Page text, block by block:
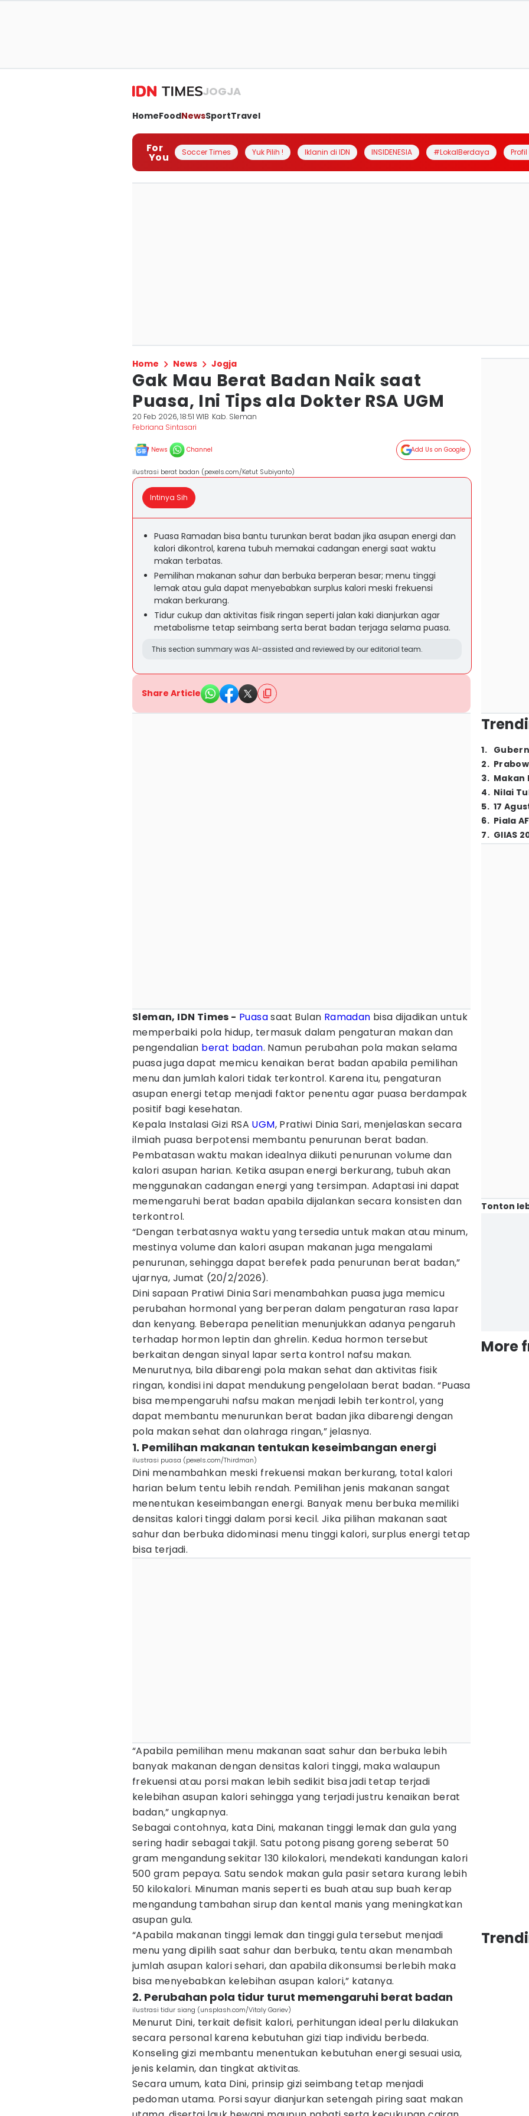
JOGJA
HomeFoodNewsSportTravel
For
You Soccer Times Yuk Pilih ! Iklanin di IDN INSIDENESIA #LokalBerdaya
Home News Jogja
Gak Mau Berat Badan Naik saat
Puasa, Ini Tips ala Dokter RSA UGM
20 Feb 2026, 18:51 WIB Kab. Sleman
Febriana Sintasari
News Channel Add Us on Google
ilustrasi berat badan (pexels.com/Ketut Subiyanto)
Intinya Sih
Puasa Ramadan bisa bantu turunkan berat badan jika asupan energi dan
kalori dikontrol, karena tubuh memakai cadangan energi saat waktu
makan terbatas.
Pemilihan makanan sahur dan berbuka berperan besar; menu tinggi
lemak atau gula dapat menyebabkan surplus kalori meski frekuensi
makan berkurang.
Tidur cukup dan aktivitas fisik ringan seperti jalan kaki dianjurkan agar
metabolisme tetap seimbang serta berat badan terjaga selama puasa.
This section summary was AI-assisted and reviewed by our editorial team.
Share Article
Sleman, IDN Times - Puasasaat Bulan Ramadan bisa dijadikan untuk
memperbaiki pola hidup, termasuk dalam pengaturan makan dan
pengendalian berat badan. Namun perubahan pola makan selama
puasa juga dapat memicu kenaikan berat badan apabila pemilihan
menu dan jumlah kalori tidak terkontrol. Karena itu, pengaturan
asupan energi tetap menjadi faktor penentu agar puasa berdampak
positif bagi kesehatan.
Kepala Instalasi Gizi RSA UGM, Pratiwi Dinia Sari, menjelaskan secara
ilmiah puasa berpotensi membantu penurunan berat badan.
Pembatasan waktu makan idealnya diikuti penurunan volume dan
kalori asupan harian. Ketika asupan energi berkurang, tubuh akan
menggunakan cadangan energi yang tersimpan. Adaptasi ini dapat
memengaruhi berat badan apabila dijalankan secara konsisten dan
terkontrol.
“Dengan terbatasnya waktu yang tersedia untuk makan atau minum,
mestinya volume dan kalori asupan makanan juga mengalami
penurunan, sehingga dapat berefek pada penurunan berat badan,”
ujarnya, Jumat (20/2/2026).
Dini sapaan Pratiwi Dinia Sari menambahkan puasa juga memicu
perubahan hormonal yang berperan dalam pengaturan rasa lapar
dan kenyang. Beberapa penelitian menunjukkan adanya pengaruh
terhadap hormon leptin dan ghrelin. Kedua hormon tersebut
berkaitan dengan sinyal lapar serta kontrol nafsu makan.
Menurutnya, bila dibarengi pola makan sehat dan aktivitas fisik
ringan, kondisi ini dapat mendukung pengelolaan berat badan. “Puasa
bisa mempengaruhi nafsu makan menjadi lebih terkontrol, yang
dapat membantu menurunkan berat badan jika dibarengi dengan
pola makan sehat dan olahraga ringan,” jelasnya.
1. Pemilihan makanan tentukan keseimbangan energi
ilustrasi puasa (pexels.com/Thirdman)
Dini menambahkan meski frekuensi makan berkurang, total kalori
harian belum tentu lebih rendah. Pemilihan jenis makanan sangat
menentukan keseimbangan energi. Banyak menu berbuka memiliki
densitas kalori tinggi dalam porsi kecil. Jika pilihan makanan saat
sahur dan berbuka didominasi menu tinggi kalori, surplus energi tetap
bisa terjadi.
“Apabila pemilihan menu makanan saat sahur dan berbuka lebih
banyak makanan dengan densitas kalori tinggi, maka walaupun
frekuensi atau porsi makan lebih sedikit bisa jadi tetap terjadi
kelebihan asupan kalori sehingga yang terjadi justru kenaikan berat
badan,” ungkapnya.
Sebagai contohnya, kata Dini, makanan tinggi lemak dan gula yang
sering hadir sebagai takjil. Satu potong pisang goreng seberat 50
gram mengandung sekitar 130 kilokalori, mendekati kandungan kalori
500 gram pepaya. Satu sendok makan gula pasir setara kurang lebih
50 kilokalori. Minuman manis seperti es buah atau sup buah kerap
mengandung tambahan sirup dan kental manis yang meningkatkan
asupan gula.
“Apabila makanan tinggi lemak dan tinggi gula tersebut menjadi
menu yang dipilih saat sahur dan berbuka, tentu akan menambah
jumlah asupan kalori sehari, dan apabila dikonsumsi berlebih maka
bisa menyebabkan kelebihan asupan kalori,” katanya.
2. Perubahan pola tidur turut memengaruhi berat badan
ilustrasi tidur siang (unsplash.com/Vitaly Gariev)
Menurut Dini, terkait defisit kalori, perhitungan ideal perlu dilakukan
secara personal karena kebutuhan gizi tiap individu berbeda.
Konseling gizi membantu menentukan kebutuhan energi sesuai usia,
jenis kelamin, dan tingkat aktivitas.
Secara umum, kata Dini, prinsip gizi seimbang tetap menjadi
pedoman utama. Porsi sayur dianjurkan setengah piring saat makan
1.
2.
3. Makan
4. Nilai
5. 17
6. Piala
7. GIIAS
Tonton
More